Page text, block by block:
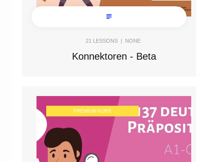
21 LESSONS | NONE
Konnektoren - Beta
PREMIUM KURS